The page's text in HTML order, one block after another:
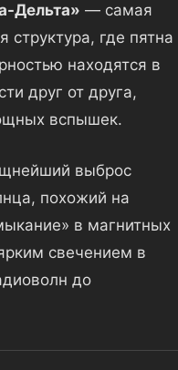
Дельта» — самая
структура, где пятна
находятся в
друг от друга,
вспышек.
выброс
похожий на
в магнитных
свечением в
до